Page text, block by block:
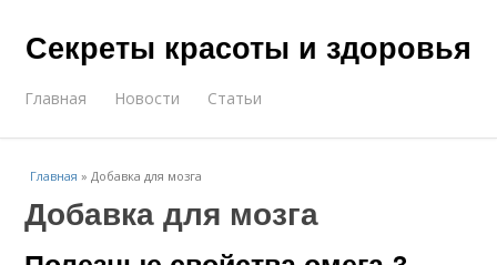
Секреты красоты и здоровья
Главная Новости Статьи
Главная »Добавка для мозга
Добавка для мозга